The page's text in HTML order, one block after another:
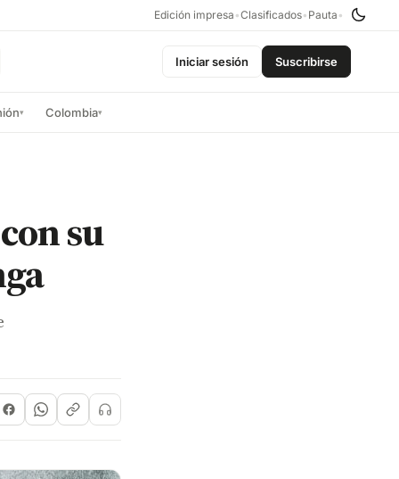
Edición impresa •Clasificados• Pauta •
Iniciar sesión Suscribirse
▾ Colombia▾
su